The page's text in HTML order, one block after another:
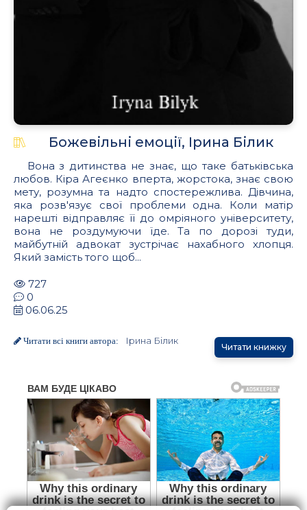
Божевільні емоції, Ірина Білик
Вона з дитинства не знає, що таке батьківська
любов. Кіра Агеєнко вперта, жорстока, знає свою
мету, розумна та надто спостережлива. Дівчина,
яка розв'язує свої проблеми одна. Коли матір
нарешті відправляє її до омріяного університету,
вона не роздумуючи їде. Та по дорозі туди,
майбутній адвокат зустрічає нахабного хлопця.
Який замість того щоб...
727
0
06.06.25
Читати всі книги автора: Ірина Білик
Читати книжку